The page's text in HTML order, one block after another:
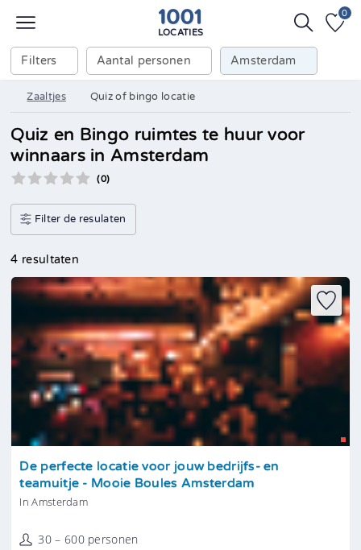
LOCATIES
Filters Aantal personen Amsterdam
0
Zaaltjes Quiz of bingo locatie
Quiz en Bingo ruimtes te huur voor
winnaars in Amsterdam
(0)
Filter de resulaten
4 resultaten
Tonen
De perfecte locatie voor jouw bedrijfs- en
teamuitje - Mooie Boules Amsterdam
In Amsterdam
30 – 600 personen